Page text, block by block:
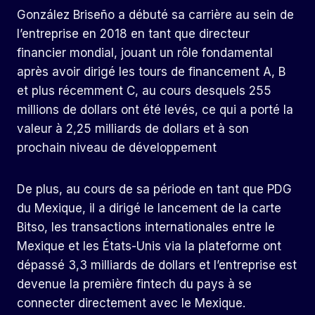
González Briseño a débuté sa carrière au sein de
l’entreprise en 2018 en tant que directeur
financier mondial, jouant un rôle fondamental
après avoir dirigé les tours de financement A, B
et plus récemment C, au cours desquels 255
millions de dollars ont été levés, ce qui a porté la
valeur à 2,25 milliards de dollars et à son
prochain niveau de développement
De plus, au cours de sa période en tant que PDG
du Mexique, il a dirigé le lancement de la carte
Bitso, les transactions internationales entre le
Mexique et les États-Unis via la plateforme ont
dépassé 3,3 milliards de dollars et l’entreprise est
devenue la première fintech du pays à se
connecter directement avec le Mexique.